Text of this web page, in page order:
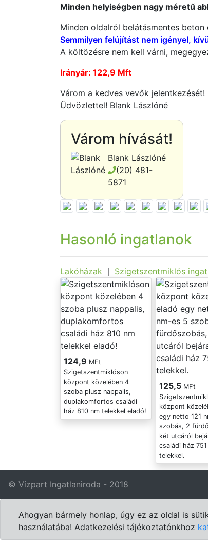
Minden helyiségben nagy méretű
Minden oldalról belátásmentes beton
Semmilyen felújítást nem igényel,
A költözésre nem kell várni,
Irányár: 122,9 Mft
Várom a kedves vevők jelentkezését!
Üdvözlettel! Blank Lászlóné
Várom hívását!
Blank Lászlóné
(20) 481-
5871
Hasonló ingatlanok
Lakóházak Szigetszentmiklós
124,9 MFt
Szigetszentmiklóson
központ közelében 4
szoba plusz nappalis,
duplakomfortos családi
ház 810 nm telekkel eladó!
125,5 MFt
központ
egy netto 121
szobás, 2
két utcáról
családi ház
telekkel.
© Vízpart Ingatlaniroda - 2018
Ahogyan bármely honlap, úgy ez az oldal is
használatába! Adatkezelési tájékoztatónkhoz